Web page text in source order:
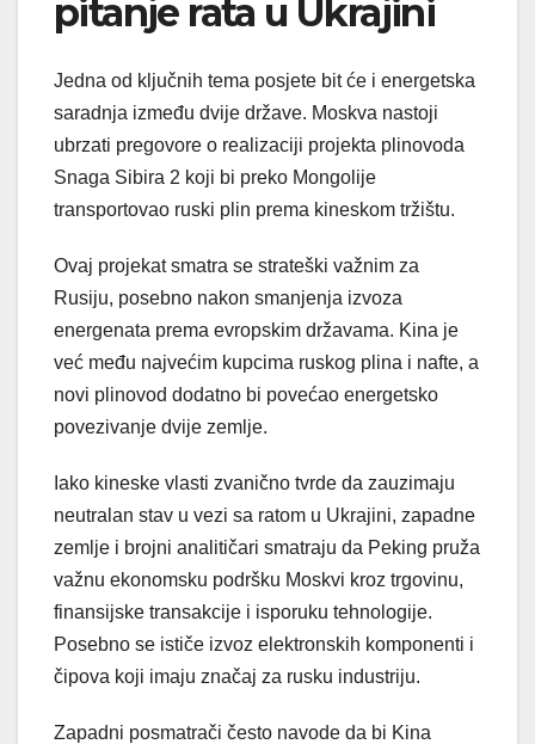
pitanje rata u Ukrajini
Jedna od ključnih tema posjete bit će i energetska
saradnja između dvije države. Moskva nastoji
ubrzati pregovore o realizaciji projekta plinovoda
Snaga Sibira 2 koji bi preko Mongolije
transportovao ruski plin prema kineskom tržištu.
Ovaj projekat smatra se strateški važnim za
Rusiju, posebno nakon smanjenja izvoza
energenata prema evropskim državama. Kina je
već među najvećim kupcima ruskog plina i nafte, a
novi plinovod dodatno bi povećao energetsko
povezivanje dvije zemlje.
Iako kineske vlasti zvanično tvrde da zauzimaju
neutralan stav u vezi sa ratom u Ukrajini, zapadne
zemlje i brojni analitičari smatraju da Peking pruža
važnu ekonomsku podršku Moskvi kroz trgovinu,
finansijske transakcije i isporuku tehnologije.
Posebno se ističe izvoz elektronskih komponenti i
čipova koji imaju značaj za rusku industriju.
Zapadni posmatrači često navode da bi Kina